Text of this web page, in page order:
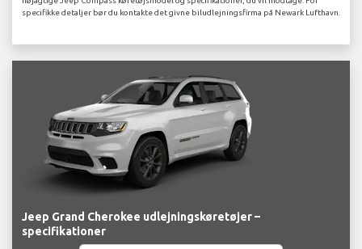
specifikke detaljer bør du kontakte det givne biludlejningsfirma på Newark Lufthavn.
Jeep Grand Cherokee udlejningskøretøjer –
specifikationer